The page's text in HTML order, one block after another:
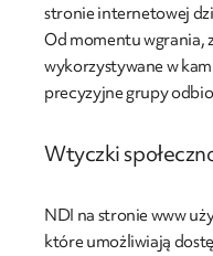
stronie internetowej
Od momentu wgrania,
wykorzystywane w
precyzyjne grupy
Wtyczki
NDI na stronie www
które umożliwiają